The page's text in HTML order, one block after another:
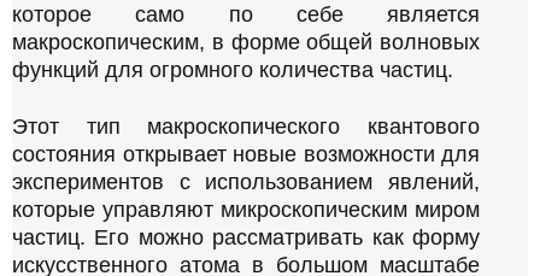
которое само по себе является
макроскопическим, в форме общей волновых
функций для огромного количества частиц.
Этот тип макроскопического квантового
состояния открывает новые возможности для
экспериментов с использованием явлений,
которые управляют микроскопическим миром
частиц. Его можно рассматривать как форму
искусственного атома в большом масштабе